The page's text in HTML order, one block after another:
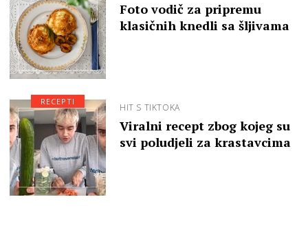
Foto vodič za pripremu
klasičnih knedli sa šljivama
HIT S TIKTOKA
Viralni recept zbog kojeg su
svi poludjeli za krastavcima
RECEPTI